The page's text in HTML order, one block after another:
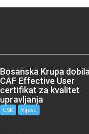
Bosanska Krupa dobila
CAF Effective User
certifikat za kvalitet
upravljanja
USK Vijesti